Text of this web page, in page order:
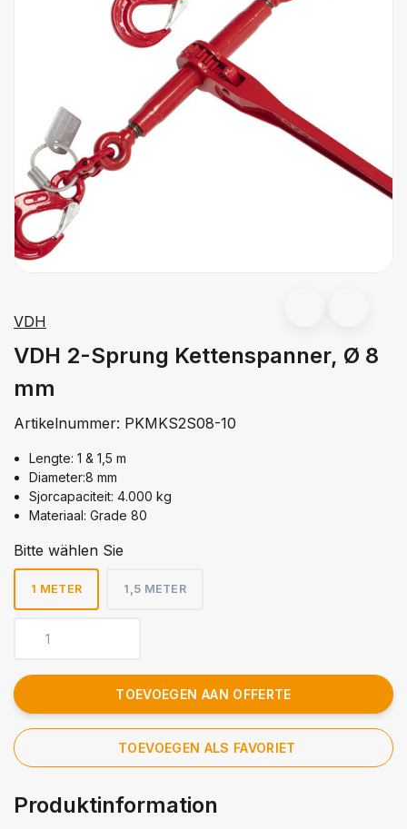
VDH
VDH 2-Sprung Kettenspanner, Ø 8
mm
Artikelnummer: PKMKS2S08-10
Lengte: 1 & 1,5 m
Diameter:8 mm
Sjorcapaciteit: 4.000 kg
Materiaal: Grade 80
Bitte wählen Sie
1 METER 1,5 METER
TOEVOEGEN AAN OFFERTE
TOEVOEGEN ALS FAVORIET
Produktinformation